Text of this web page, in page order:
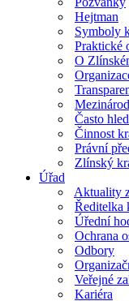
Hejtman
Symboly
Praktické
O
Často
Činnost
Právní
Zlínský
Úřad
Aktuality
Ředitelka
Úřední
Ochrana
Odbory
Veřejné
Kariéra